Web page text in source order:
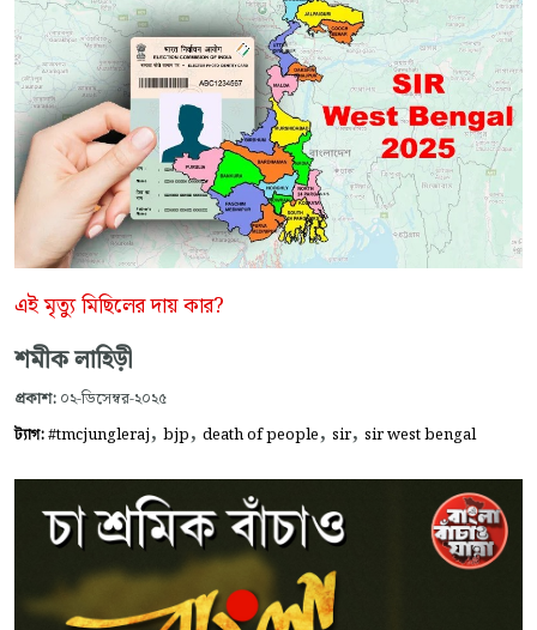
এই মৃত্যু মিছিলের দায় কার?
শমীক লাহিড়ী
প্রকাশ: ০২-ডিসেম্বর-২০২৫
ট্যাগ:#tmcjungleraj, bjp, death of people, sir, sir west bengal